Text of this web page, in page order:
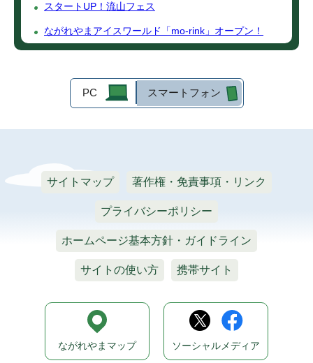
スタートUP！流山フェス
ながれやまアイスワールド「mo-rink」オープン！
PC スマートフォン
サイトマップ 著作権・免責事項・リンク
プライバシーポリシー
ホームページ基本方針・ガイドライン
サイトの使い方 携帯サイト
ながれやまマップ ソーシャルメディア